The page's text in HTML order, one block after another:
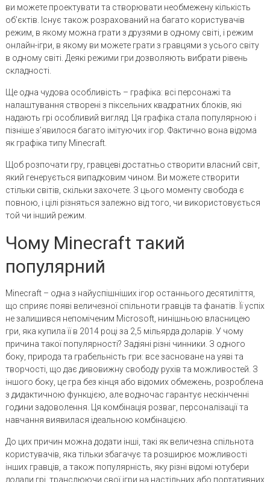
ви можете проектувати та створювати необмежену кількість
об’єктів. Існує також розрахований на багато користувачів
режим, в якому можна грати з друзями в одному світі, і режим
онлайн-ігри, в якому ви можете грати з гравцями з усього світу
в одному світі. Деякі режими гри дозволяють вибрати рівень
складності.
Ще одна чудова особливість – графіка: всі персонажі та
налаштування створені з піксельних квадратних блоків, які
надають грі особливий вигляд. Ця графіка стала популярною і
пізніше з’явилося багато імітуючих ігор. Фактично вона відома
як графіка типу Minecraft.
Щоб розпочати гру, гравцеві достатньо створити власний світ,
який генерується випадковим чином. Ви можете створити
стільки світів, скільки захочете. З цього моменту свобода є
повною, і цілі різняться залежно від того, чи використовується
той чи інший режим.
Чому Minecraft такий
популярний
Minecraft – одна з найуспішніших ігор останнього десятиліття,
що сприяє появі величезної спільноти гравців та фанатів. Її успіх
не залишився непоміченим Microsoft, нинішньою власницею
гри, яка купила її в 2014 році за 2,5 мільярда доларів. У чому
причина такої популярності? Задіяні різні чинники. З одного
боку, природа та грабельність гри: все засноване на уяві та
творчості, що дає дивовижну свободу рухів та можливостей. З
іншого боку, це гра без кінця або відомих обмежень, розроблена
з дидактичною функцією, але водночас гарантує нескінченні
години задоволення. Ця комбінація розваг, персоналізації та
навчання виявилася ідеальною комбінацією.
До цих причин можна додати інші, такі як величезна спільнота
користувачів, яка тільки збагачує та розширює можливості
інших гравців, а також популярність, яку різні відомі ютубери
додали грі, транслюючи свої ігри на настільних або портативних